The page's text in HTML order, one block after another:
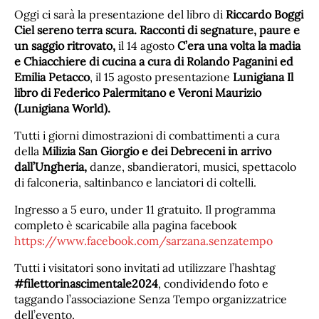
Oggi ci sarà la presentazione del libro di Riccardo Boggi
Ciel sereno terra scura. Racconti di segnature, paure e
un saggio ritrovato, il 14 agosto C’era una volta la madia
e Chiacchiere di cucina a cura di Rolando Paganini ed
Emilia Petacco, il 15 agosto presentazione Lunigiana Il
libro di Federico Palermitano e Veroni Maurizio
(Lunigiana World).
Tutti i giorni dimostrazioni di combattimenti a cura
della Milizia San Giorgio e dei Debreceni in arrivo
dall’Ungheria, danze, sbandieratori, musici, spettacolo
di falconeria, saltinbanco e lanciatori di coltelli.
Ingresso a 5 euro, under 11 gratuito. Il programma
completo è scaricabile alla pagina facebook
https://www.facebook.com/sarzana.senzatempo
Tutti i visitatori sono invitati ad utilizzare l’hashtag
#filettorinascimentale2024, condividendo foto e
taggando l’associazione Senza Tempo organizzatrice
dell’evento.